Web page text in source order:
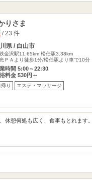
りさま
/ 23 件
県 / 白山市
金沢駅11.65km 松任駅3.38km
ＰＡより徒歩1分/松任駅より車で10分
時間 5:00～22:30
料金 530円～
帰り エステ・マッサージ
休憩何処も広く、食事もとれます。